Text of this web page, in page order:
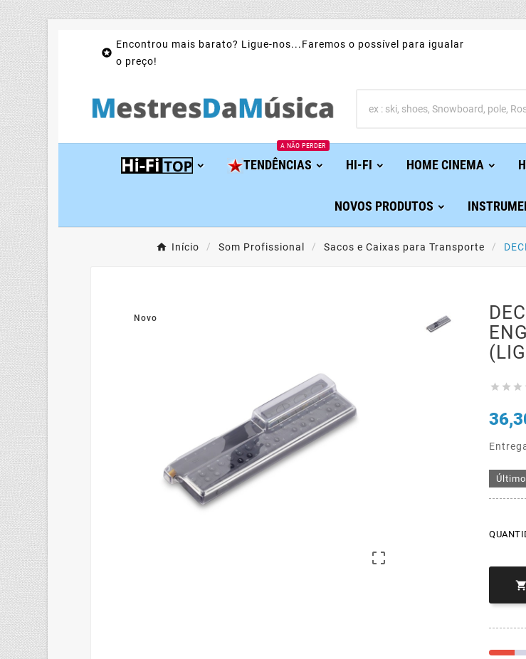

Encontrou mais barato? Ligue-nos...Faremos o possível para igualar
o preço!
TENDÊNCIAS
A NÃO PERDER
HI-FI HOME CINEMA
NOVOS PRODUTOS
Início Som Profissional Sacos e Caixas para Transporte
Novo

  
